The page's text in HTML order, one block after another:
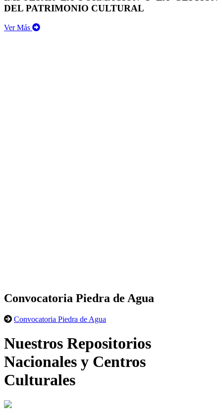
DEL PATRIMONIO CULTURAL
Ver Más
Convocatoria Piedra de Agua
Convocatoria Piedra de Agua
Nuestros Repositorios
Nacionales y Centros
Culturales